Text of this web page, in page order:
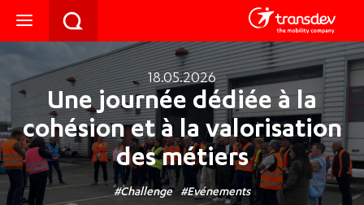
18.05.2026
Une journée dédiée à la
cohésion et à la valorisation
des métiers
Challenge Evénements